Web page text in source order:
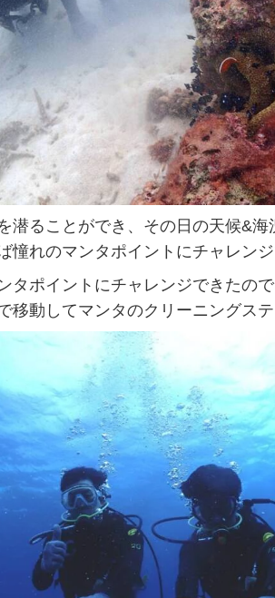
潜ることができ、その日の天候&海
憧れのマンタポイントにチャレン
タポイントにチャレンジできたの
移動してマンタのクリーニングス